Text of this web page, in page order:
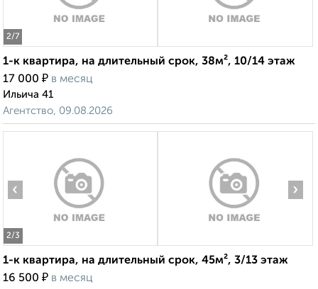
2/7
1-к квартира, на длительный срок, 38м², 10/14 этаж
17 000 ₽ в месяц
Ильича 41
Агентство, 09.08.2026
2/3
‹ ›
1-к квартира, на длительный срок, 45м², 3/13 этаж
16 500 ₽ в месяц